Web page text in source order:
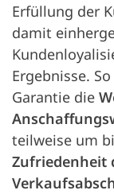
Erfüllung der
damit
Ergebnisse.
Garantie die
teilweise um
Zufriedenheit